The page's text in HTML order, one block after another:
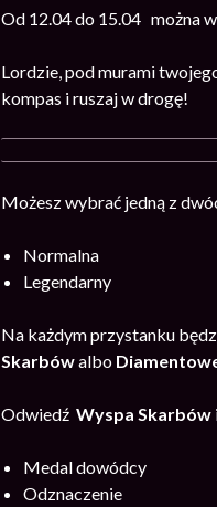
Od 12.04 do 15.04 można
Lordzie, pod murami
kompas i ruszaj w drogę!
Możesz wybrać jedną z
Normalna
Legendarny
Na każdym przystanku
Skarbówalbo
Odwiedź Wyspa Skarbów
Medal dowódcy
Odznaczenie